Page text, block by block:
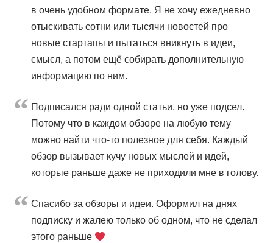
в очень удобном формате. Я не хочу ежедневно
отыскивать сотни или тысячи новостей про
новые стартапы и пытаться вникнуть в идеи,
смысл, а потом ещё собирать дополнительную
информацию по ним.
Подписался ради одной статьи, но уже подсел.
Потому что в каждом обзоре на любую тему
можно найти что-то полезное для себя. Каждый
обзор вызывает кучу новых мыслей и идей,
которые раньше даже не приходили мне в голову.
Cпасибо за обзоры и идеи. Оформил на днях
подписку и жалею только об одном, что не сделал
этого раньше